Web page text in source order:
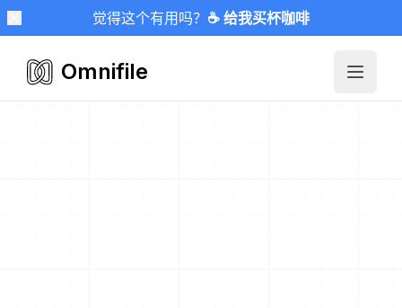
觉得这个有用吗？ ☕ 给我买杯咖啡
Omnifile